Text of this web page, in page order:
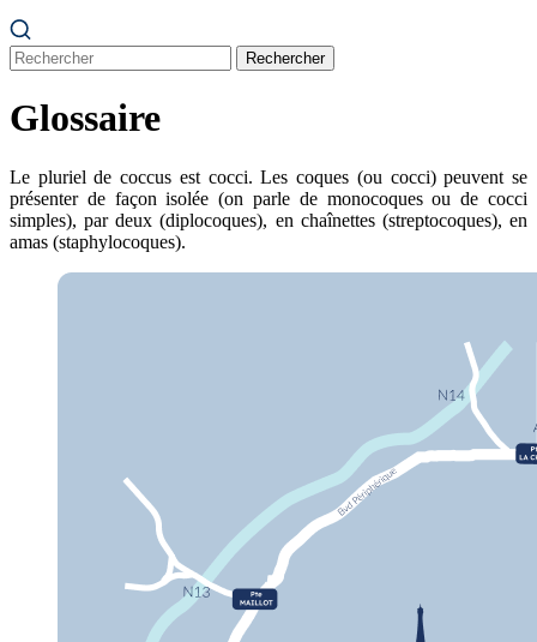
Rechercher
Glossaire
Le pluriel de coccus est cocci. Les coques (ou cocci) peuvent se
présenter de façon isolée (on parle de monocoques ou de cocci
simples), par deux (diplocoques), en chaînettes (streptocoques), en
amas (staphylocoques).